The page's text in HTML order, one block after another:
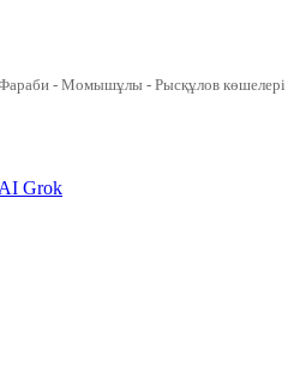
- Момышұлы - Рысқұлов көшелері
Grok